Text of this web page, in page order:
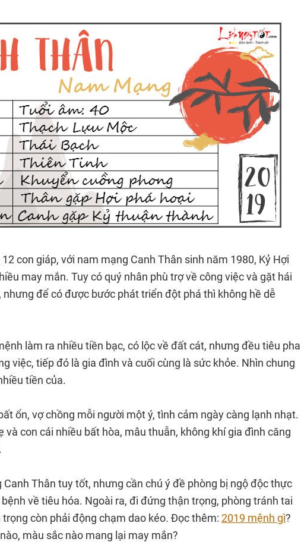
12 con giáp, với nam mạng Canh Thân sinh năm 1980, Kỷ Hợi
may mắn. Tuy có quý nhân phù trợ về công việc và gặt hái
để có được bước phát triển đột phá thì không hề dễ
làm ra nhiều tiền bạc, có lộc về đất cát, nhưng đều tiêu pha
việc, tiếp đó là gia đình và cuối cùng là sức khỏe. Nhìn chung
tiền của.
ổn, vợ chồng mỗi người một ý, tình cảm ngày càng lạnh nhạt.
và con cái nhiều bất hòa, mâu thuẫn, không khí gia đình căng
Thân tuy tốt, nhưng cần chú ý đề phòng bị ngộ độc thực
về tiêu hóa. Ngoài ra, đi đứng thận trọng, phòng tránh tai
còn phải động chạm dao kéo. Đọc thêm: 2019 mệnh gì?
màu sắc nào mang lại may mắn?